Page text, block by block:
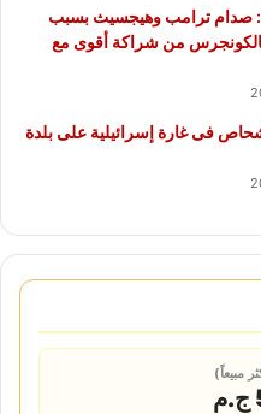
صدام ترامب وهيجسيث بسبب
من شراكة أقوى مع
إصابة 8 أشحاص فى غارة إسرائيلية على بلدة